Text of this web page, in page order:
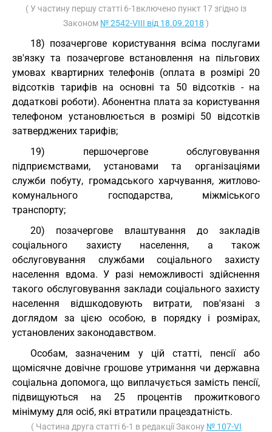
( У частину першу статті 6-1включено пункт 17 згідно із
Законом № 2542-VIII від 18.09.2018 )
18) позачергове користування всіма послугами
зв'язку та позачергове встановлення на пільгових
умовах квартирних телефонів (оплата в розмірі 20
відсотків тарифів на основні та 50 відсотків - на
додаткові роботи). Абонентна плата за користування
телефоном установлюється в розмірі 50 відсотків
затверджених тарифів;
19) першочергове обслуговування
підприємствами, установами та організаціями
служби побуту, громадського харчування, житлово-
комунального господарства, міжміського
транспорту;
20) позачергове влаштування до закладів
соціального захисту населення, а також
обслуговування службами соціального захисту
населення вдома. У разі неможливості здійснення
такого обслуговування заклади соціального захисту
населення відшкодовують витрати, пов'язані з
доглядом за цією особою, в порядку і розмірах,
установлених законодавством.
Особам, зазначеним у цій статті, пенсії або
щомісячне довічне грошове утримання чи державна
соціальна допомога, що виплачується замість пенсії,
підвищуються на 25 процентів прожиткового
мінімуму для осіб, які втратили працездатність.
( Частина друга статті 6-1 в редакції Закону № 107-VI